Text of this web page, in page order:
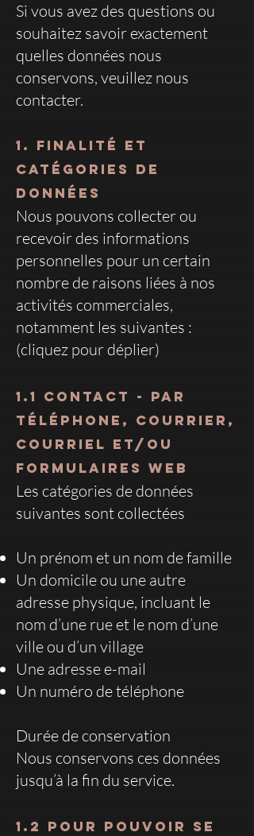
Si vous avez des questions ou
souhaitez savoir exactement
quelles données nous
conservons, veuillez nous
contacter.
1. FINALITÉ ET
CATÉGORIES DE
DONNÉES
Nous pouvons collecter ou
recevoir des informations
personnelles pour un certain
nombre de raisons liées à nos
activités commerciales,
notamment les suivantes :
(cliquez pour déplier)
1.1 Contact - par
téléphone, courrier,
courriel et/ou
formulaires web
Les catégories de données
suivantes sont collectées
Un prénom et un nom de famille
Un domicile ou une autre
adresse physique, incluant le
nom d’une rue et le nom d’une
ville ou d’un village
Une adresse e-mail
Un numéro de téléphone
Durée de conservation
Nous conservons ces données
jusqu’à la fin du service.
1.2 Pour pouvoir s e